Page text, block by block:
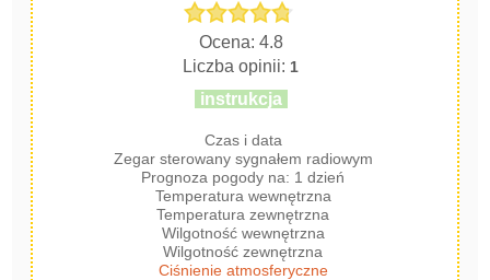
Ocena: 4.8
Liczba opinii: 1
instrukcja
Czas i data
Zegar sterowany sygnałem radiowym
Prognoza pogody na: 1 dzień
Temperatura wewnętrzna
Temperatura zewnętrzna
Wilgotność wewnętrzna
Wilgotność zewnętrzna
Ciśnienie atmosferyczne